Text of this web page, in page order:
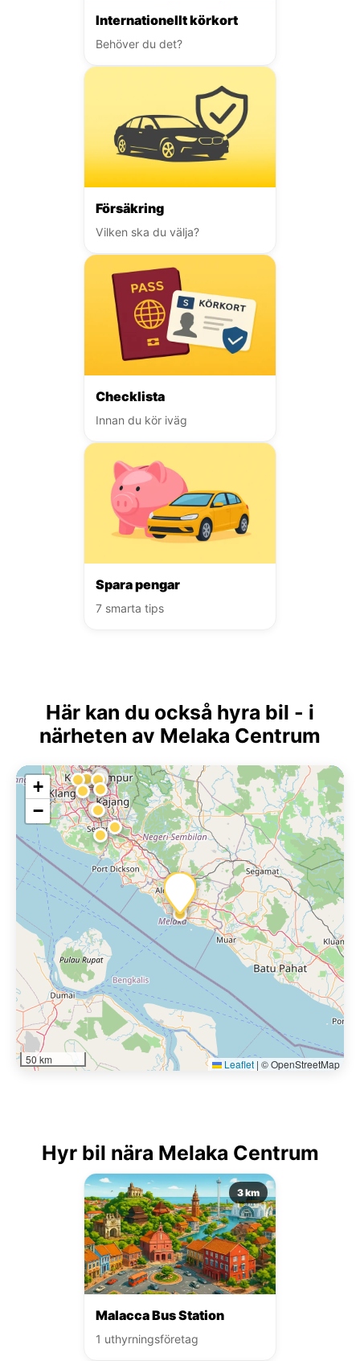
Internationellt körkort
Behöver du det?
Försäkring
Vilken ska du välja?
Checklista
Innan du kör iväg
Spara pengar
7 smarta tips
Här kan du också hyra bil - i
närheten av Melaka Centrum
+
−
50 km Leaflet | © OpenStreetMap
Hyr bil nära Melaka Centrum
3 km
Malacca Bus Station
1 uthyrningsföretag